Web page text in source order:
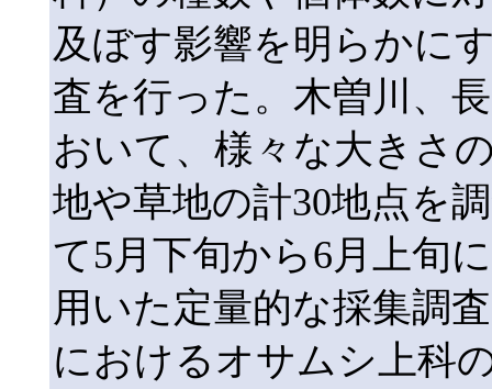
及ぼす影響を明らかに
査を行った。木曽川、
おいて、様々な大きさ
地や草地の計30地点を
て5月下旬から6月上旬
用いた定量的な採集調
におけるオサムシ上科